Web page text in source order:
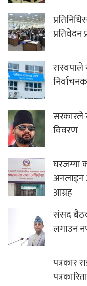
प्रतिवेदन
सरकारले
विवरण
घरजग्गा
अनलाइन
आग्रह
संसद
लगाउन
पत्रकार